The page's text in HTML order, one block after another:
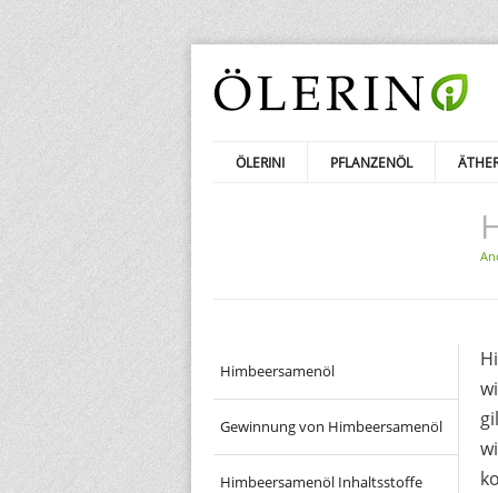
ÖLERINI PFLANZENÖL
Himbeersamenöl
Gewinnung von Himbeersamenöl
Himbeersamenöl Inhaltsstoffe